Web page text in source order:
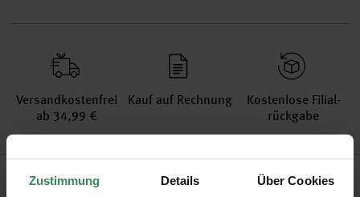
Zustimmung Details Über Cookies
Versand­kosten­frei
ab 34,99 €
Kauf auf Rechnung
Kosten­lose Filial­
rückgabe
Produktinformation